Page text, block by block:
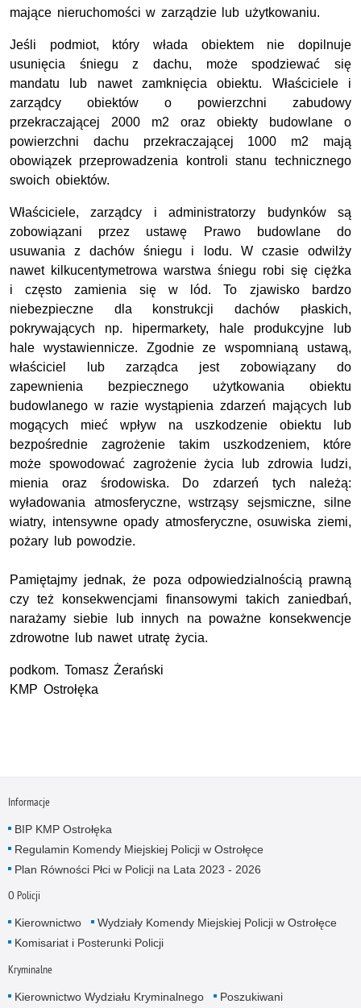
mające nieruchomości w zarządzie lub użytkowaniu.
Jeśli podmiot, który włada obiektem nie dopilnuje
usunięcia śniegu z dachu, może spodziewać się
mandatu lub nawet zamknięcia obiektu. Właściciele i
zarządcy obiektów o powierzchni zabudowy
przekraczającej 2000 m2 oraz obiekty budowlane o
powierzchni dachu przekraczającej 1000 m2 mają
obowiązek przeprowadzenia kontroli stanu technicznego
swoich obiektów.
Właściciele, zarządcy i administratorzy budynków są
zobowiązani przez ustawę Prawo budowlane do
usuwania z dachów śniegu i lodu. W czasie odwilży
nawet kilkucentymetrowa warstwa śniegu robi się ciężka
i często zamienia się w lód. To zjawisko bardzo
niebezpieczne dla konstrukcji dachów płaskich,
pokrywających np. hipermarkety, hale produkcyjne lub
hale wystawiennicze. Zgodnie ze wspomnianą ustawą,
właściciel lub zarządca jest zobowiązany do
zapewnienia bezpiecznego użytkowania obiektu
budowlanego w razie wystąpienia zdarzeń mających lub
mogących mieć wpływ na uszkodzenie obiektu lub
bezpośrednie zagrożenie takim uszkodzeniem, które
może spowodować zagrożenie życia lub zdrowia ludzi,
mienia oraz środowiska. Do zdarzeń tych należą:
wyładowania atmosferyczne, wstrząsy sejsmiczne, silne
wiatry, intensywne opady atmosferyczne, osuwiska ziemi,
pożary lub powodzie.
Pamiętajmy jednak, że poza odpowiedzialnością prawną
czy też konsekwencjami finansowymi takich zaniedbań,
narażamy siebie lub innych na poważne konsekwencje
zdrowotne lub nawet utratę życia.
podkom. Tomasz Żerański
KMP Ostrołęka
Informacje
BIP KMP Ostrołęka
Regulamin Komendy Miejskiej Policji w Ostrołęce
Plan Równości Płci w Policji na Lata 2023 - 2026
O Policji
Kierownictwo
Wydziały Komendy Miejskiej Policji w Ostrołęce
Komisariat i Posterunki Policji
Kryminalne
Kierownictwo Wydziału Kryminalnego
Poszukiwani